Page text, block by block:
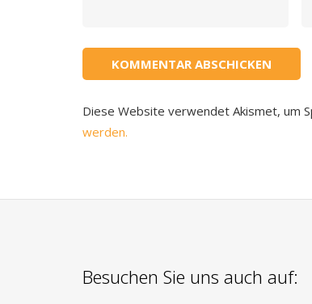
Diese Website verwendet Akismet, um
werden.
Besuchen Sie uns auch auf: